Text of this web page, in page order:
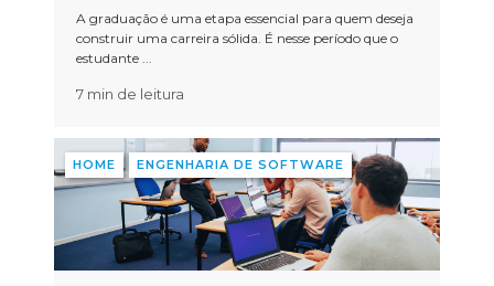
A graduação é uma etapa essencial para quem deseja
construir uma carreira sólida. É nesse período que o
estudante ...
7 min de leitura
HOME ENGENHARIA DE SOFTWARE